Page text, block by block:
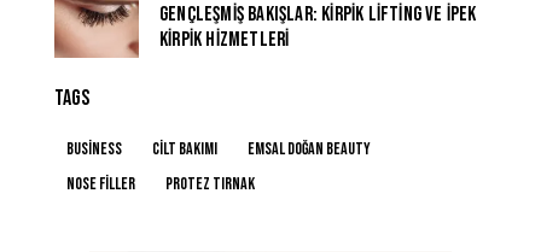
GENÇLEŞMIŞ BAKIŞLAR: KIRPIK LIFTING VE İPEK
KIRPIK HIZMETLERI
TAGS
Business Cilt Bakımı
Emsal Doğan Beauty
Nose Filler
protez tırnak